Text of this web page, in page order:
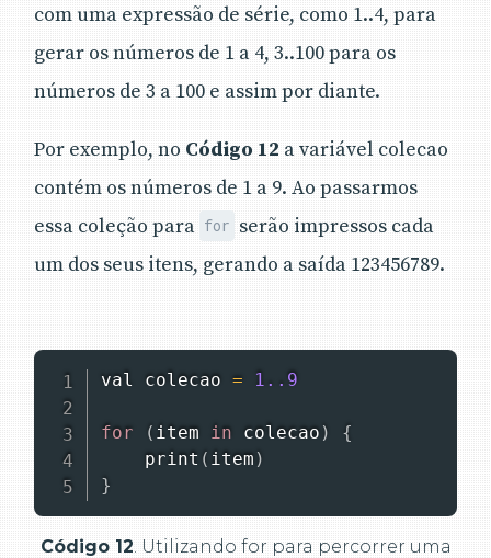
com uma expressão de série, como 1..4, para
gerar os números de 1 a 4, 3..100 para os
números de 3 a 100 e assim por diante.
Por exemplo, no Código 12 a variável colecao
contém os números de 1 a 9. Ao passarmos
essa coleção para for serão impressos cada
um dos seus itens, gerando a saída 123456789.
val colecao = 1. .9
for ( item in colecao )
{
print ( item )
}
Código 12 . Utilizando for para percorrer uma